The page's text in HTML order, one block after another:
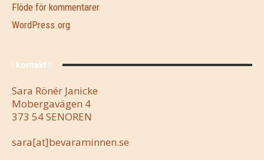
Flöde för kommentarer
WordPress.org
| kontakt |
Sara Rönér Janicke
Mobergavägen 4
373 54 SENOREN
sara[at]bevaraminnen.se